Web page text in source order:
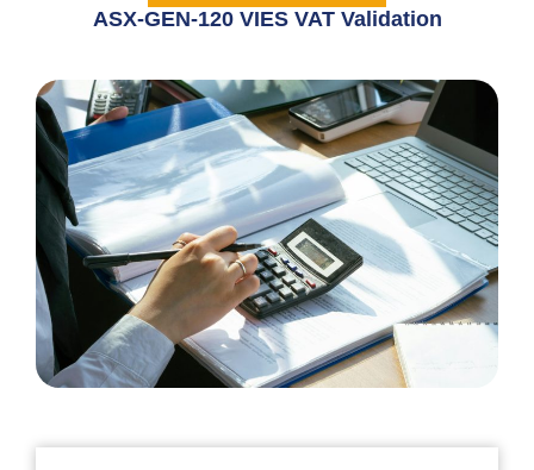
ASX-GEN-120 VIES VAT Validation